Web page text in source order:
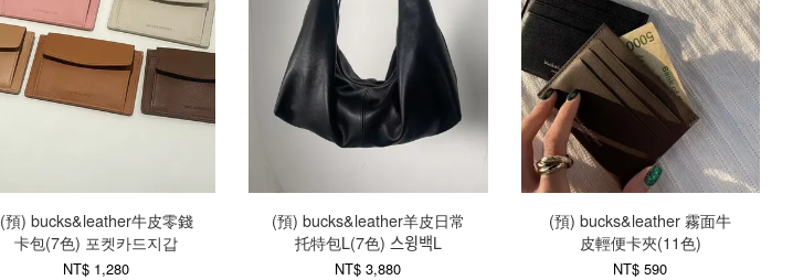
(預) bucks&leather牛皮零錢
卡包(7色) 포켓카드지갑
NT$ 1,280
(預) bucks&leather羊皮日常
托特包L(7色) 스윙백L
NT$ 3,880
(預) bucks&leather 霧面牛
皮輕便卡夾(11色)
NT$ 590